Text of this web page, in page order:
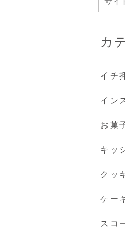
カ
イチ
イン
お菓
キッ
クッ
ケー
スコ